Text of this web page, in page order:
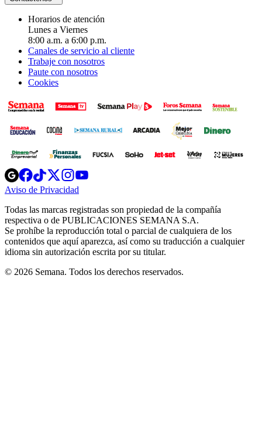
Horarios de atención
Lunes a Viernes
8:00 a.m. a 6:00 p.m.
Canales de servicio al cliente
Trabaje con nosotros
Paute con nosotros
Cookies
Opens
in
new
Opens
in
new
Opens
in
new
window
Opens
new
windowwindow
Aviso de Privacidad
new
window
Todas las marcas registradas son propiedad de la compañía
respectiva o de PUBLICACIONES SEMANA S.A.
Se prohíbe la reproducción total o parcial de cualquiera de los
contenidos que aquí aparezca, así como su traducción a cualquier
idioma sin autorización escrita por su titular.
© 2026 Semana. Todos los derechos reservados.